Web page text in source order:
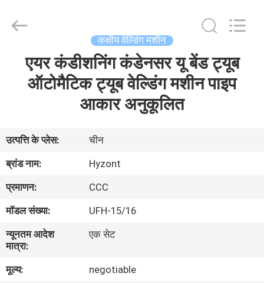
वीडियो
बारे
में
कारखाना
भ्रमण
Technologies
Co.,Ltd..
कक्षीय वेल्डिंग मशीन
एयर कंडीशनिंग कंडेनसर यू बेंड ट्यूब
ऑटोमैटिक ट्यूब वेल्डिंग मशीन पाइप
आकार अनुकूलित
उत्पत्ति के प्लेस:
चीन
ब्रांड नाम:
Hyzont
प्रमाणन:
CCC
मॉडल संख्या:
UFH-15/16
न्यूनतम आदेश
मात्रा:
एक सेट
मूल्य:
negotiable